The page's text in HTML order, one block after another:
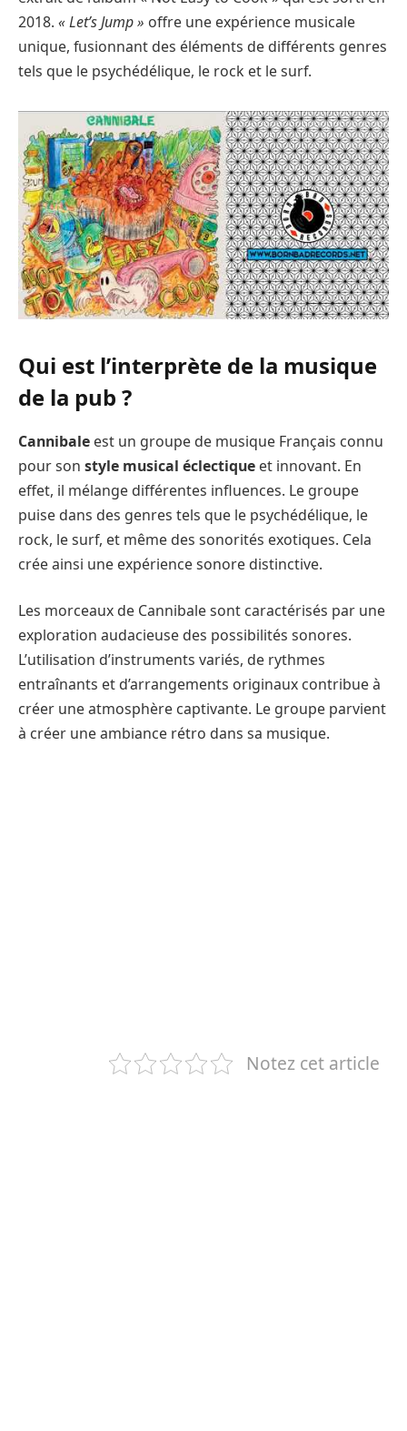
2018. « Let’s Jump » offre une expérience musicale
unique, fusionnant des éléments de différents genres
tels que le psychédélique, le rock et le surf.
Qui est l’interprète de la musique
de la pub ?
Cannibale est un groupe de musique Français connu
pour son style musical éclectique et innovant. En
effet, il mélange différentes influences. Le groupe
puise dans des genres tels que le psychédélique, le
rock, le surf, et même des sonorités exotiques. Cela
crée ainsi une expérience sonore distinctive.
Les morceaux de Cannibale sont caractérisés par une
exploration audacieuse des possibilités sonores.
L’utilisation d’instruments variés, de rythmes
entraînants et d’arrangements originaux contribue à
créer une atmosphère captivante. Le groupe parvient
à créer une ambiance rétro dans sa musique.
Notez cet article